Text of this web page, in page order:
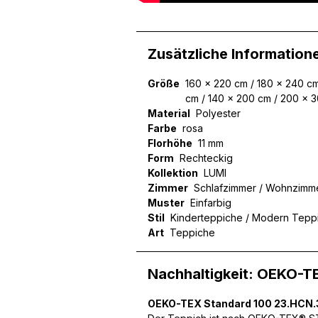
Zusätzliche
Größe 160 x 220 cm / 180 x 240
cm / 140 x 200 cm / 200 x
Material Polyester
Farbe rosa
Florhöhe 11 mm
Form Rechteckig
Kollektion LUMI
Zimmer Schlafzimmer /
Muster Einfarbig
Stil Kinderteppiche / Modern
Art Teppiche
Nachhaltigkeit: OEKO-
OEKO-TEX Standard 100
können und um unseren
Website an unsere
mit weiteren Daten
Dienste gesammelt haben.
Notwendig
Notwendige Cookies sind
Beispiel das Bereitstellen
speichern keine
Präferenz-Cookies
Website aussieht oder